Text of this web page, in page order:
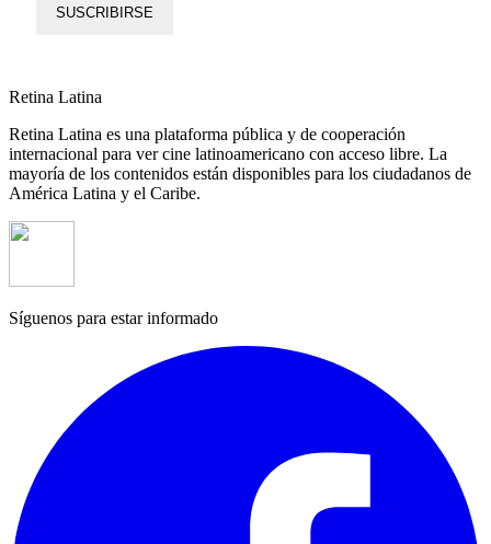
SUSCRIBIRSE
Retina Latina
Retina Latina es una plataforma pública y de cooperación
internacional para ver cine latinoamericano con acceso libre. La
mayoría de los contenidos están disponibles para los ciudadanos de
América Latina y el Caribe.
Síguenos para estar informado